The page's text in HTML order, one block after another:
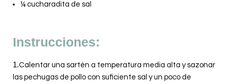
¼ cucharadita de sal
Instrucciones:
1.Calentar una sartén a temperatura media alta y sazonar
las pechugas de pollo con suficiente sal y un poco de